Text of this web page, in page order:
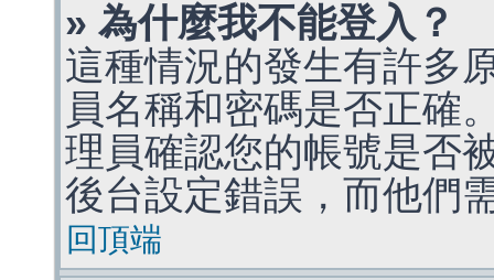
» 為什麼我不能登入？
這種情況的發生有許多
員名稱和密碼是否正確
理員確認您的帳號是否
後台設定錯誤，而他們
回頂端